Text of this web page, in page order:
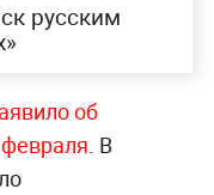
русским
об
. В